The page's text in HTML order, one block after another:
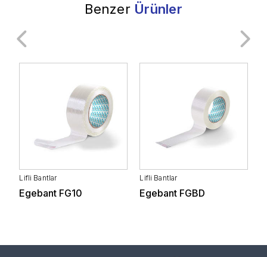
Ulaştırma Raylı Sistemler
Otomotiv Yan Sanayi
Beyaz Eşya ve
Benzer Ürünler
Lifli Bantlar
Egebant FG10
Lifli Bantlar
Egebant FGBD